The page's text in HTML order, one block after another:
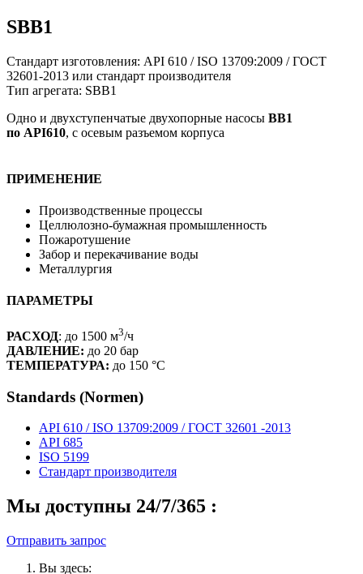
SBB1
Стандарт изготовления: API 610 / ISO 13709:2009 / ГОСТ
32601-2013 или стандарт производителя
Тип агрегата: SBB1
Одно и двухступенчатые двухопорные насосы BB1
по API610, с осевым разъемом корпуса
ПРИМЕНЕНИЕ
Производственные процессы
Целлюлозно-бумажная промышленность
Пожаротушение
Забор и перекачивание воды
Металлургия
ПАРАМЕТРЫ
РАСХОД: до 1500 м3/ч
ДАВЛЕНИЕ: до 20 бар
ТЕМПЕРАТУРА: до 150 °C
Standards (Normen)
API 610 / ISO 13709:2009 / ГОСТ 32601 -2013
API 685
ISO 5199
Стандарт производителя
Мы доступны 24/7/365 :
Отправить запрос
Вы здесь: